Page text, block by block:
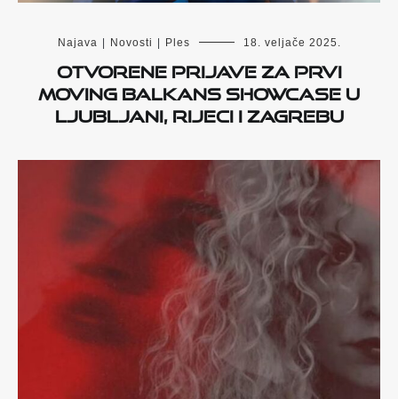
Najava | Novosti | Ples 18. veljače 2025.
Otvorene prijave za prvi
Moving Balkans Showcase u
Ljubljani, Rijeci i Zagrebu